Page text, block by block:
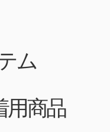
ム
用商品